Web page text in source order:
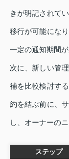
きが明記されて
移行が可能にな
一定の通知期間
次に、新しい管
補を比較検討す
約を結ぶ前に、
し、オーナーの
ステップ